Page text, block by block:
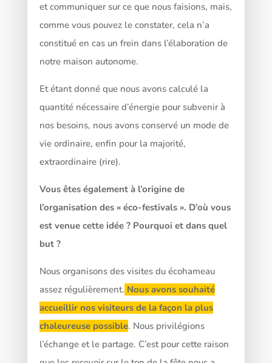
et communiquer sur ce que nous faisions, mais,
comme vous pouvez le constater, cela n’a
constitué en cas un frein dans l’élaboration de
notre maison autonome.
Et étant donné que nous avons calculé la
quantité nécessaire d’énergie pour subvenir à
nos besoins, nous avons conservé un mode de
vie ordinaire, enfin pour la majorité,
extraordinaire (rire).
Vous êtes également à l’origine de
l’organisation des « éco-festivals ». D’où vous
est venue cette idée ? Pourquoi et dans quel
but ?
Nous organisons des visites du écohameau
assez régulièrement. Nous avons souhaité
accueillir nos visiteurs de la façon la plus
chaleureuse possible. Nous privilégions
l’échange et le partage. C’est pour cette raison